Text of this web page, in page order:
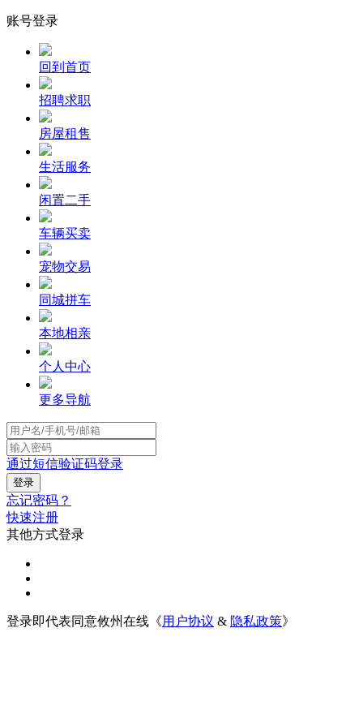
账号登录
回到首页
招聘求职
房屋租售
生活服务
闲置二手
车辆买卖
宠物交易
同城拼车
本地相亲
个人中心
更多导航
通过短信验证码登录
忘记密码？
快速注册
其他方式登录
登录即代表同意攸州在线《用户协议 & 隐私政策》